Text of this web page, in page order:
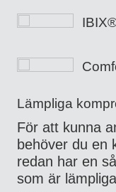
Lämpliga
För att kunna
behöver du en
redan har en
som är